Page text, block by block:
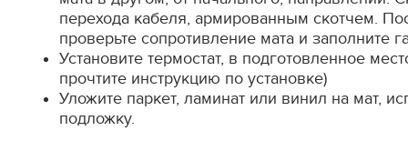
перехода кабеля, армированным скотчем.
проверьте сопротивление мата и заполните
Установите термостат, в подготовленное
прочтите инструкцию по установке)
Уложите паркет, ламинат или винил на мат,
подложку.